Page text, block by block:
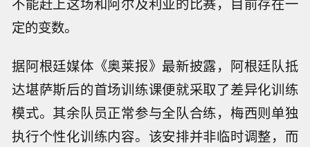
定的变数。
据阿根廷媒体《奥莱报》最新披露，阿根廷队抵
达堪萨斯后的首场训练课便就采取了差异化训练
模式。其余队员正常参与全队合练，梅西则单独
执行个性化训练内容。该安排并非临时调整，而